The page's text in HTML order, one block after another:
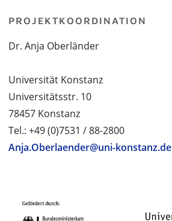
PROJEKTKOORDINATION
Dr. Anja Oberländer
Universität Konstanz
Universitätsstr. 10
78457 Konstanz
Tel.: +49 (0)7531 / 88-2800
Anja.Oberlaender@uni-konstanz.de